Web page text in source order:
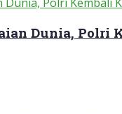
Dunia, Polri